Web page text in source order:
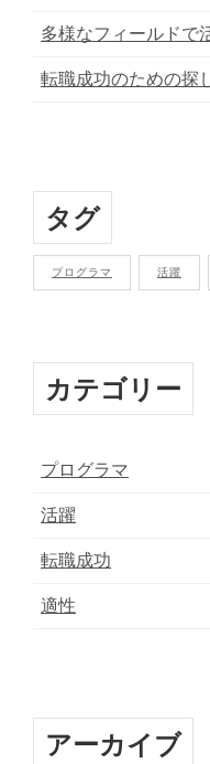
多様なフィールドで
転職成功のための探
タグ
プログラマ 活躍
カテゴリー
プログラマ
活躍
転職成功
適性
アーカイブ